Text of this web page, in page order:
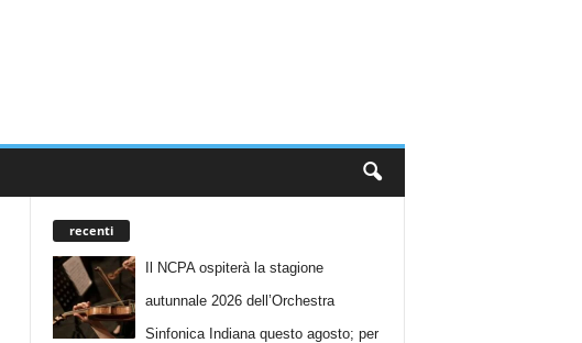
recenti
Il NCPA ospiterà la stagione
autunnale 2026 dell’Orchestra
Sinfonica Indiana questo agosto; per